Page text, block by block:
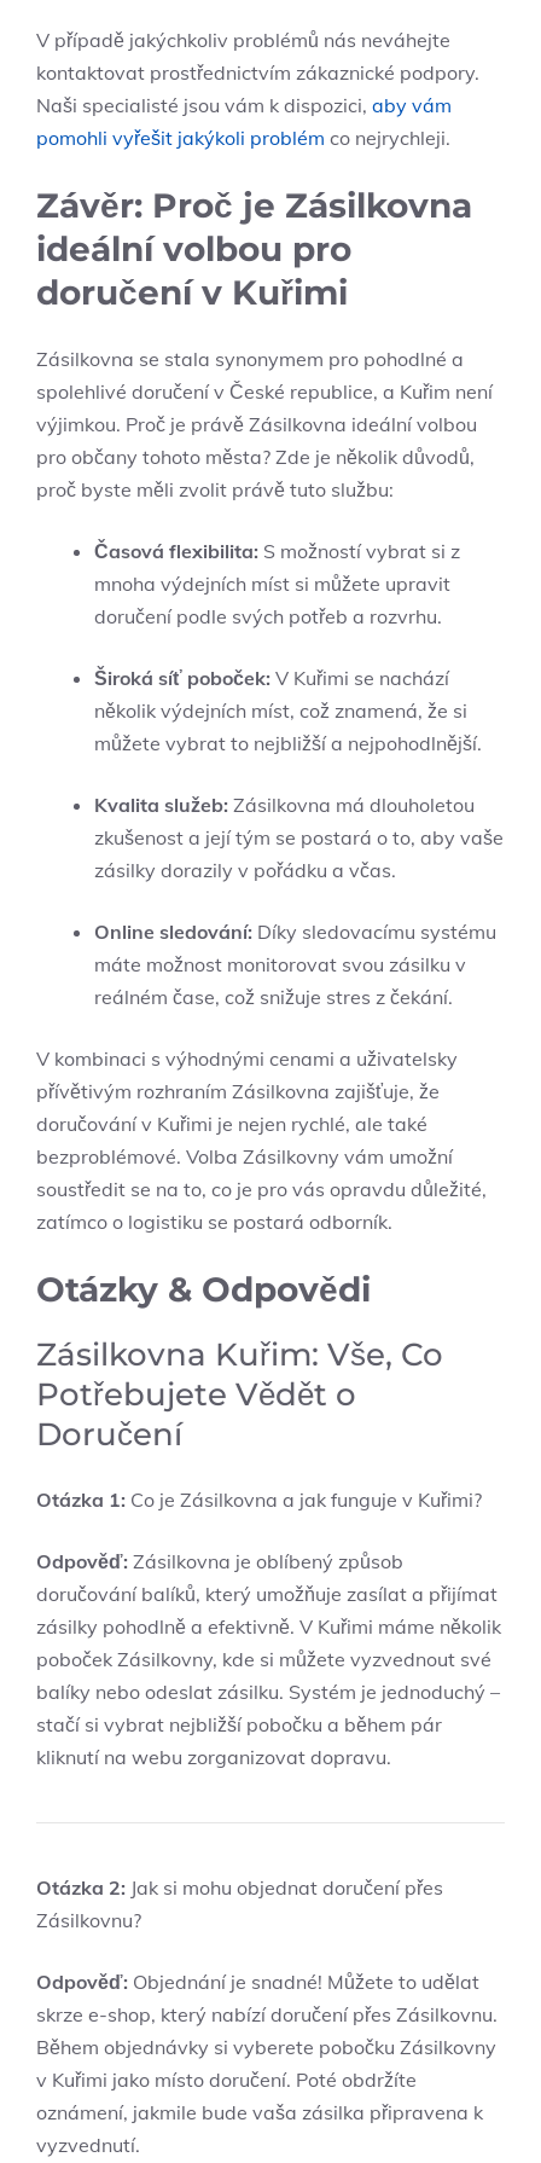
V případě jakýchkoliv problémů nás neváhejte
kontaktovat prostřednictvím zákaznické podpory.
Naši specialisté jsou vám k dispozici, aby vám
pomohli vyřešit jakýkoli problém co nejrychleji.
Závěr: Proč je Zásilkovna
ideální volbou pro
doručení v Kuřimi
Zásilkovna se stala synonymem pro pohodlné a
spolehlivé doručení v České republice, a Kuřim není
výjimkou. Proč je právě Zásilkovna ideální volbou
pro občany tohoto města? Zde je několik důvodů,
proč byste měli zvolit právě tuto službu:
Časová flexibilita: S možností vybrat si z
mnoha výdejních míst si můžete upravit
doručení podle svých potřeb a rozvrhu.
Široká síť poboček: V Kuřimi se nachází
několik výdejních míst, což znamená, že si
můžete vybrat to nejbližší a nejpohodlnější.
Kvalita služeb: Zásilkovna má dlouholetou
zkušenost a její tým se postará o to, aby vaše
zásilky dorazily v pořádku a včas.
Online sledování: Díky sledovacímu systému
máte možnost monitorovat svou zásilku v
reálném čase, což snižuje stres z čekání.
V kombinaci s výhodnými cenami a uživatelsky
přívětivým rozhraním Zásilkovna zajišťuje, že
doručování v Kuřimi je nejen rychlé, ale také
bezproblémové. Volba Zásilkovny vám umožní
soustředit se na to, co je pro vás opravdu důležité,
zatímco o logistiku se postará odborník.
Otázky & Odpovědi
Zásilkovna Kuřim: Vše, Co
Potřebujete Vědět o
Doručení
Otázka 1: Co je Zásilkovna a jak funguje v Kuřimi?
Odpověď: Zásilkovna je oblíbený způsob
doručování balíků, který umožňuje zasílat a přijímat
zásilky pohodlně a efektivně. V Kuřimi máme několik
poboček Zásilkovny, kde si můžete vyzvednout své
balíky nebo odeslat zásilku. Systém je jednoduchý –
stačí si vybrat nejbližší pobočku a během pár
kliknutí na webu zorganizovat dopravu.
Otázka 2: Jak si mohu objednat doručení přes
Zásilkovnu?
Odpověď: Objednání je snadné! Můžete to udělat
skrze e-shop, který nabízí doručení přes Zásilkovnu.
Během objednávky si vyberete pobočku Zásilkovny
v Kuřimi jako místo doručení. Poté obdržíte
oznámení, jakmile bude vaša zásilka připravena k
vyzvednutí.